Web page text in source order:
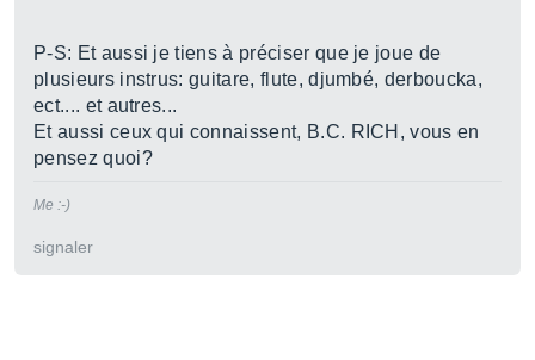
P-S: Et aussi je tiens à préciser que je joue de
plusieurs instrus: guitare, flute, djumbé, derboucka,
ect.... et autres...
Et aussi ceux qui connaissent, B.C. RICH, vous en
pensez quoi?
Me :-)
signaler